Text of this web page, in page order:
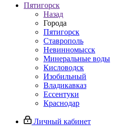
Пятигорск
Назад
Города
Пятигорск
Ставрополь
Невинномысск
Минеральные воды
Кисловодск
Изобильный
Владикавказ
Ессентуки
Краснодар
Личный кабинет